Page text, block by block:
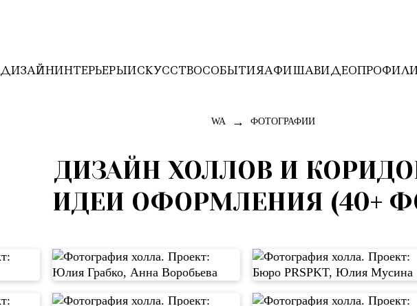
ДИЗАЙНИНТЕРЬЕРЫИСКУССТВОСОБЫТИЯАФИШАВИДЕО
WA → ФОТОГРАФИИ
ДИЗАЙН ХОЛЛОВ И
ИДЕИ ОФОРМЛЕНИЯ (40+